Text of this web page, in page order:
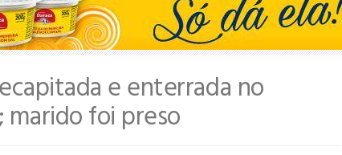
e enterrada no
marido foi preso